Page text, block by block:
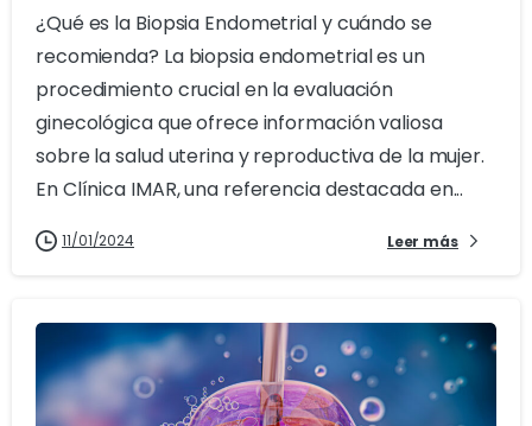
¿Qué es la Biopsia Endometrial y cuándo se
recomienda? La biopsia endometrial es un
procedimiento crucial en la evaluación
ginecológica que ofrece información valiosa
sobre la salud uterina y reproductiva de la mujer.
En Clínica IMAR, una referencia destacada en...
11/01/2024 Leer más